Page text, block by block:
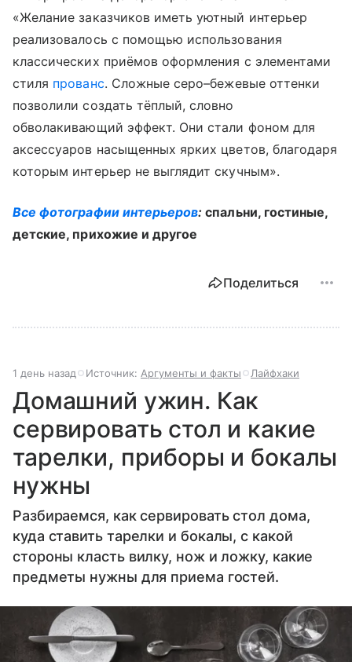
«Желание заказчиков иметь уютный интерьер
реализовалось с помощью использования
классических приёмов оформления с элементами
стиля прованс. Сложные серо–бежевые оттенки
позволили создать тёплый, словно
обволакивающий эффект. Они стали фоном для
аксессуаров насыщенных ярких цветов, благодаря
которым интерьер не выглядит скучным».
Все фотографии интерьеров:спальни, гостиные,
детские, прихожие и другое
Поделиться
1 день назад Источник: Аргументы и факты Лайфхаки
Домашний ужин. Как
сервировать стол и какие
тарелки, приборы и бокалы
нужны
Разбираемся, как сервировать стол дома,
куда ставить тарелки и бокалы, с какой
стороны класть вилку, нож и ложку, какие
предметы нужны для приема гостей.